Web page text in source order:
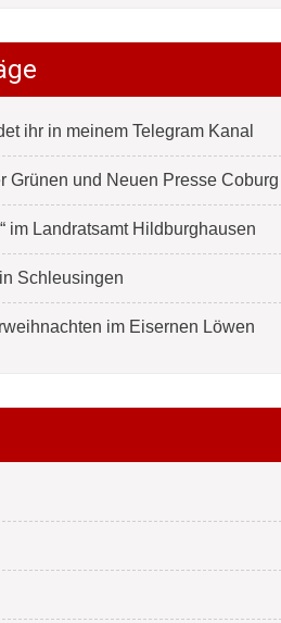
ihr in meinem Telegram Kanal
Grünen und Neuen Presse
im Landratsamt Hildburghausen
Schleusingen
im Eisernen Löwen